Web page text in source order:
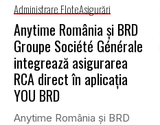
Administrare FloteAsigurări
Anytime România și BRD
Groupe Société Générale
integrează asigurarea
RCA direct în aplicația
YOU BRD
Anytime România și BRD